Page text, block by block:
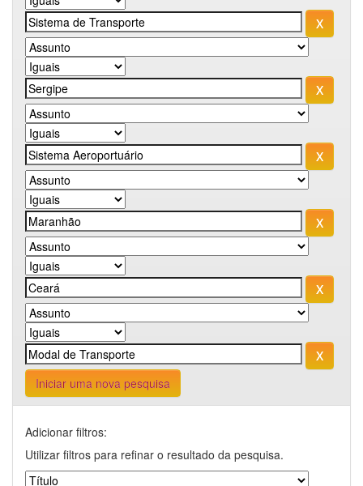
Iniciar uma nova pesquisa
Adicionar filtros:
Utilizar filtros para refinar o resultado da pesquisa.